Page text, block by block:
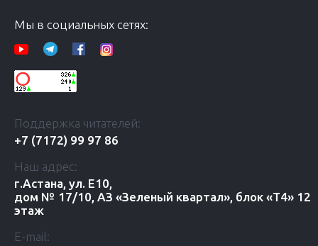
Мы в социальных сетях:
Поддержка читателей:
+7 (7172) 99 97 86
Наш адрес:
г.Астана, ул. Е10,
дом № 17/10, АЗ «Зеленый квартал», блок «Т4» 12
этаж
E-mail: